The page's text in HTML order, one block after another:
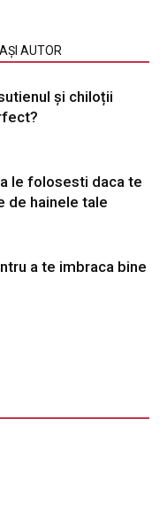
AUTOR
și chiloții
le folosesti daca te
de hainele tale
a te imbraca bine